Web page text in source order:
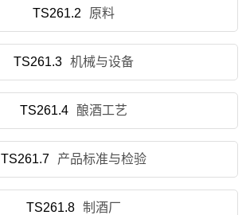
TS261.2 原料
TS261.3 机械与设备
TS261.4 酿酒工艺
TS261.7 产品标准与检验
TS261.8 制酒厂